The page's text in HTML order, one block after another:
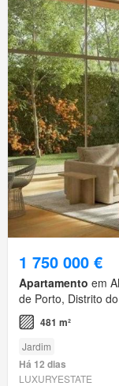
1 750 000 €
Apartamento em
de Porto, Distrito
481 m²
Jardim
Há 12 dias
LUXURYESTATE